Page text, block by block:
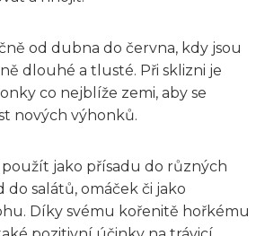
od dubna do června, kdy jsou
dlouhé a tlusté. Při sklizni je
co nejblíže zemi, aby se
nových výhonků.
jako přísadu do různých
salátů, omáček či jako
Díky svému kořenitě hořkému